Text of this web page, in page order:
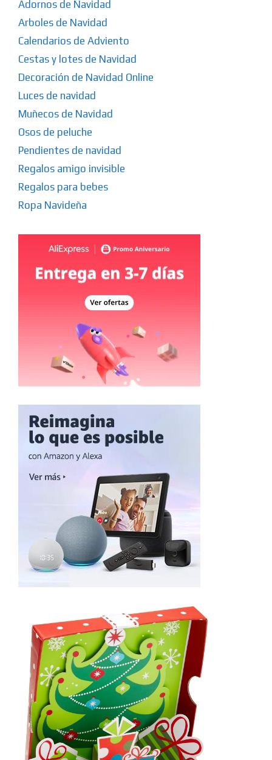
Adornos de Navidad
Arboles de Navidad
Calendarios de Adviento
Cestas y lotes de Navidad
Decoración de Navidad Online
Luces de navidad
Muñecos de Navidad
Osos de peluche
Pendientes de navidad
Regalos amigo invisible
Regalos para bebes
Ropa Navideña